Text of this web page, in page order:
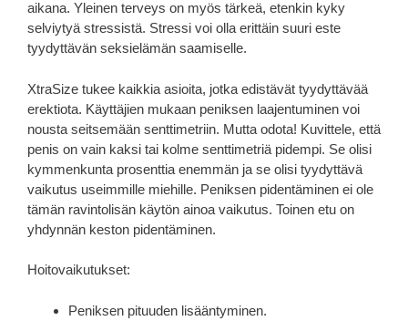
aikana. Yleinen terveys on myös tärkeä, etenkin kyky
selviytyä stressistä. Stressi voi olla erittäin suuri este
tyydyttävän seksielämän saamiselle.
XtraSize tukee kaikkia asioita, jotka edistävät tyydyttävää
erektiota. Käyttäjien mukaan peniksen laajentuminen voi
nousta seitsemään senttimetriin. Mutta odota! Kuvittele, että
penis on vain kaksi tai kolme senttimetriä pidempi. Se olisi
kymmenkunta prosenttia enemmän ja se olisi tyydyttävä
vaikutus useimmille miehille. Peniksen pidentäminen ei ole
tämän ravintolisän käytön ainoa vaikutus. Toinen etu on
yhdynnän keston pidentäminen.
Hoitovaikutukset:
Peniksen pituuden lisääntyminen.